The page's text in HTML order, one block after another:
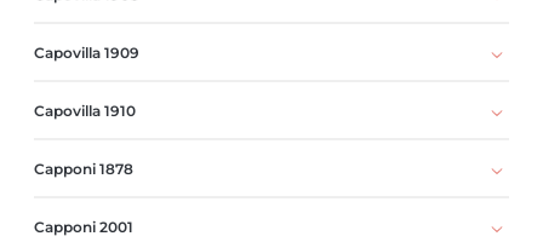
Capovilla 1909
Capovilla 1910
Capponi 1878
Capponi 2001